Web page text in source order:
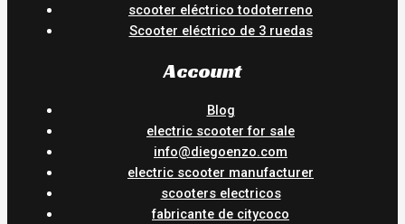
scooter eléctrico todoterreno
Scooter eléctrico de 3 ruedas
Account
Blog
electric scooter for sale
info@diegoenzo.com
electric scooter manufacturer
scooters electricos
fabricante de citycoco